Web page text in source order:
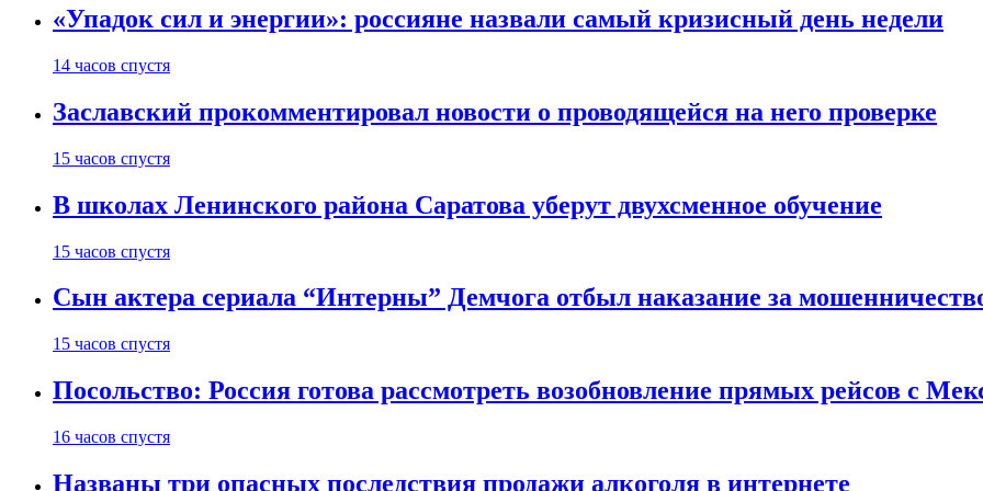
«Упадок сил и энергии»: россияне назвали самый кризисный день недели
14 часов спустя
Заславский прокомментировал новости о проводящейся на него проверке
15 часов спустя
В школах Ленинского района Саратова уберут двухсменное обучение
15 часов спустя
Сын актера сериала “Интерны” Демчога отбыл наказание за
15 часов спустя
Посольство: Россия готова рассмотреть возобновление прямых рейсов с
16 часов спустя
Названы три опасных последствия продажи алкоголя в интернете